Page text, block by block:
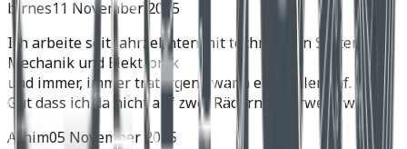
birnes11 November 2025
Ich arbeite seit Jahrzehnten mit technischen Systemen,
Mechanik und Elektronik
und immer, immer trat irgend wann ein Fehler auf.
Gut dass ich da nicht auf zwei Rädern unterwegs war.
Achim05 November 2025